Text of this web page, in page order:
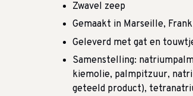
Zwavel zeep
Gemaakt in Marseille,
Geleverd met gat en
Samenstelling:
kiemolie, palmpitzuur,
geteeld product),